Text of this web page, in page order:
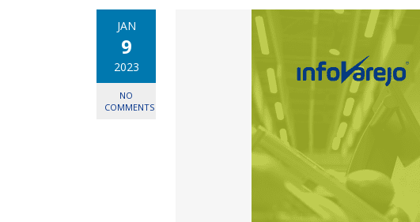
JAN
9
2023
NO
COMMENTS